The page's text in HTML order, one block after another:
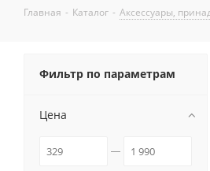
Главная - Каталог - Аксессуары,
Фильтр по параметрам
Цена